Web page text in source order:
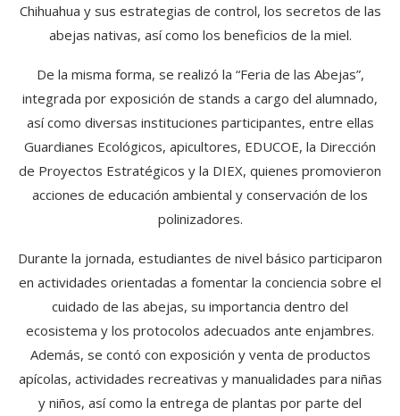
Chihuahua y sus estrategias de control, los secretos de las
abejas nativas, así como los beneficios de la miel.
De la misma forma, se realizó la “Feria de las Abejas”,
integrada por exposición de stands a cargo del alumnado,
así como diversas instituciones participantes, entre ellas
Guardianes Ecológicos, apicultores, EDUCOE, la Dirección
de Proyectos Estratégicos y la DIEX, quienes promovieron
acciones de educación ambiental y conservación de los
polinizadores.
Durante la jornada, estudiantes de nivel básico participaron
en actividades orientadas a fomentar la conciencia sobre el
cuidado de las abejas, su importancia dentro del
ecosistema y los protocolos adecuados ante enjambres.
Además, se contó con exposición y venta de productos
apícolas, actividades recreativas y manualidades para niñas
y niños, así como la entrega de plantas por parte del